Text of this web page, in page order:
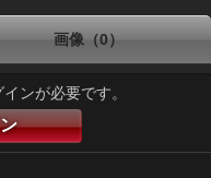
画像（0）
ンが必要です。